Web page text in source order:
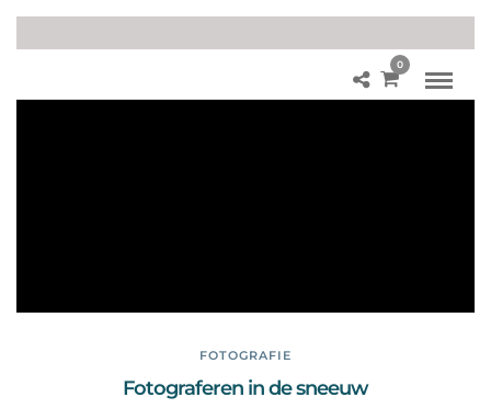
0
FOTOGRAFIE
Fotograferen in de sneeuw